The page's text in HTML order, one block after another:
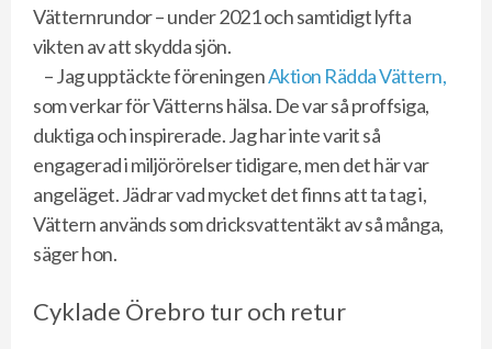
Vätternrundor – under 2021 och samtidigt lyfta
vikten av att skydda sjön.
– Jag upptäckte föreningenAktion Rädda Vättern,
som verkar för Vätterns hälsa. De var så proffsiga,
duktiga och inspirerade. Jag har inte varit så
engagerad i miljörörelser tidigare, men det här var
angeläget. Jädrar vad mycket det finns att ta tag i,
Vättern används som dricksvattentäkt av så många,
säger hon.
Cyklade Örebro tur och retur